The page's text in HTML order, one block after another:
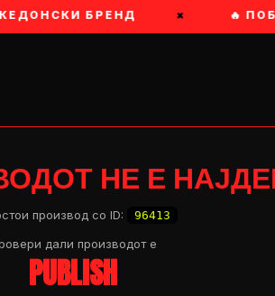
БРЕНД 🔥
НЕ Е
производ со ID: 96413
дали производот e
PUBLISH